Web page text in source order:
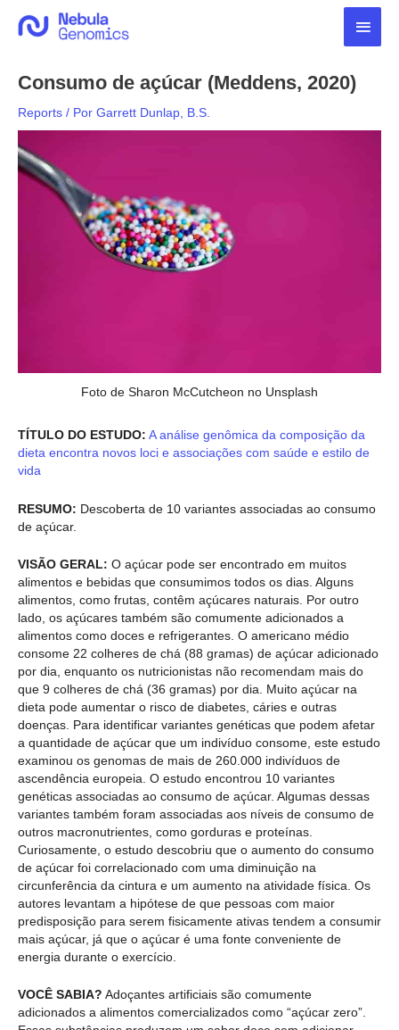
para
Consumo de açúcar (Meddens, 2020)
Reports / Por Garrett Dunlap, B.S.
Foto de Sharon McCutcheon no Unsplash
TÍTULO DO ESTUDO: A análise genômica da composição da
dieta encontra novos loci e associações com saúde e estilo de
vida
RESUMO: Descoberta de 10 variantes associadas ao consumo
de açúcar.
VISÃO GERAL: O açúcar pode ser encontrado em muitos
alimentos e bebidas que consumimos todos os dias. Alguns
alimentos, como frutas, contêm açúcares naturais. Por outro
lado, os açúcares também são comumente adicionados a
alimentos como doces e refrigerantes. O americano médio
consome 22 colheres de chá (88 gramas) de açúcar adicionado
por dia, enquanto os nutricionistas não recomendam mais do
que 9 colheres de chá (36 gramas) por dia. Muito açúcar na
dieta pode aumentar o risco de diabetes, cáries e outras
doenças. Para identificar variantes genéticas que podem afetar
a quantidade de açúcar que um indivíduo consome, este estudo
examinou os genomas de mais de 260.000 indivíduos de
ascendência europeia. O estudo encontrou 10 variantes
genéticas associadas ao consumo de açúcar. Algumas dessas
variantes também foram associadas aos níveis de consumo de
outros macronutrientes, como gorduras e proteínas.
Curiosamente, o estudo descobriu que o aumento do consumo
de açúcar foi correlacionado com uma diminuição na
circunferência da cintura e um aumento na atividade física. Os
autores levantam a hipótese de que pessoas com maior
predisposição para serem fisicamente ativas tendem a consumir
mais açúcar, já que o açúcar é uma fonte conveniente de
energia durante o exercício.
VOCÊ SABIA? Adoçantes artificiais são comumente
adicionados a alimentos comercializados como “açúcar zero”.